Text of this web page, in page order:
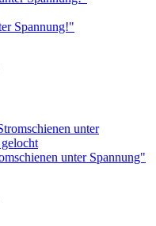
Spannung!"
unter Spannung"